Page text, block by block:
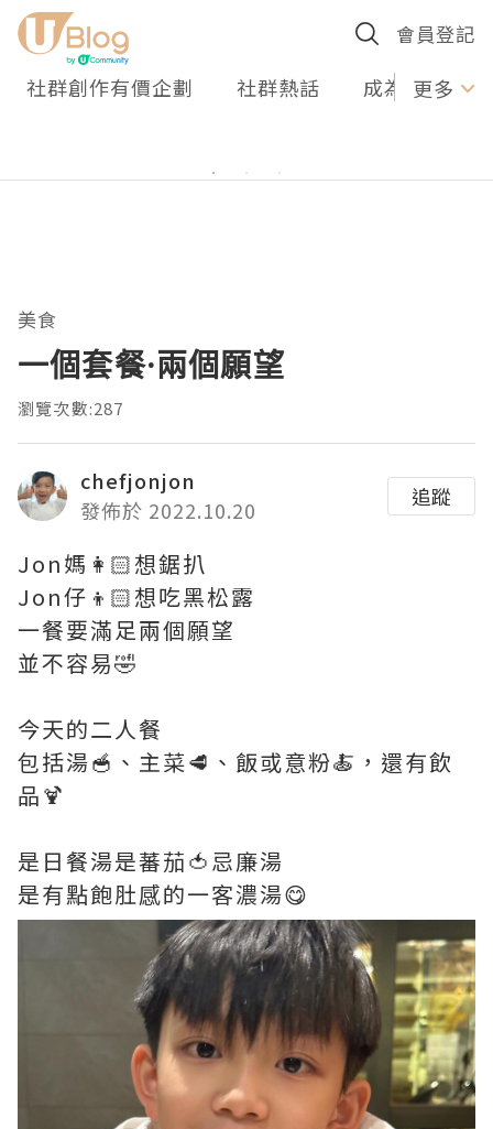
會員登記
社群創作有價企劃 社群熱話 成為U更多
美食
一個套餐·兩個願望
瀏覽次數:287
chefjonjon
發佈於 2022.10.20
追蹤
Jon媽👩🏻想鋸扒
Jon仔👦🏻想吃黑松露
一餐要滿足兩個願望
並不容易🤣
今天的二人餐
包括湯🥣、主菜🥩、飯或意粉🍝，還有飲
品🍹
是日餐湯是蕃茄🍅忌廉湯
是有點飽肚感的一客濃湯😋